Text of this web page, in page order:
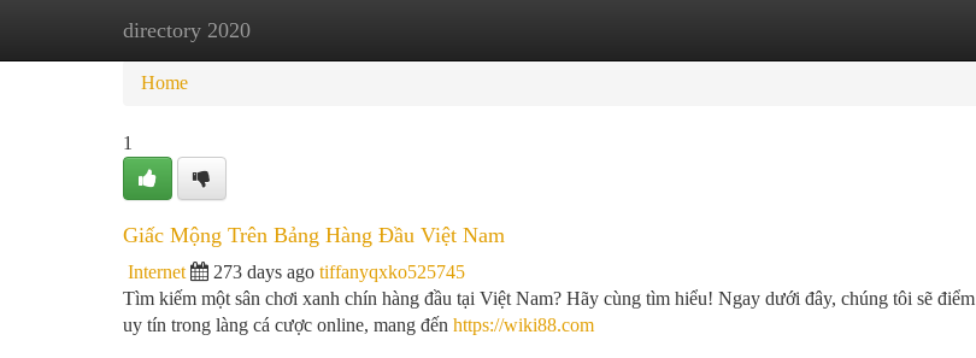
directory 2020
Home New Site Listings
Home
1
Giấc Mộng Trên Bảng Hàng Đầu Việt Nam
Internet 273 days ago tiffanyqxko525745
Tìm kiếm một sân chơi xanh chín hàng đầu tại Việt Nam? Hãy cùng tìm hiểu! Ngay dưới đây, chúng tôi sẽ
uy tín trong làng cá cược online, mang đến https://wiki88.com